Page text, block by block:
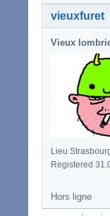
vieuxfuret
Vieux
Lieu
Registered
Hors ligne